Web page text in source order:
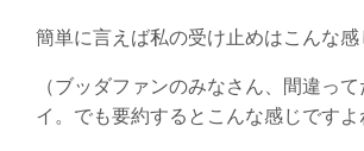
簡単に言えば私の受け止めはこんな感
（ブッダファンのみなさん、間違っ
イ。でも要約するとこんな感じですよ